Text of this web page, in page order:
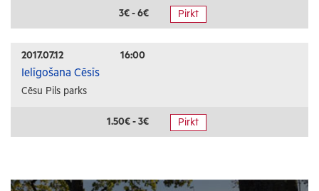
3€ - 6€ Pirkt
2017.07.12 16:00
Ielīgošana Cēsīs
Cēsu Pils parks
1.50€ - 3€ Pirkt